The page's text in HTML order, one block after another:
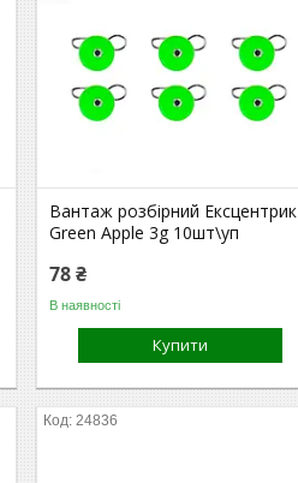
Вантаж розбірний Ексцентрик
Green Apple 3g 10шт\уп
78 ₴
В наявності
Купити
24836